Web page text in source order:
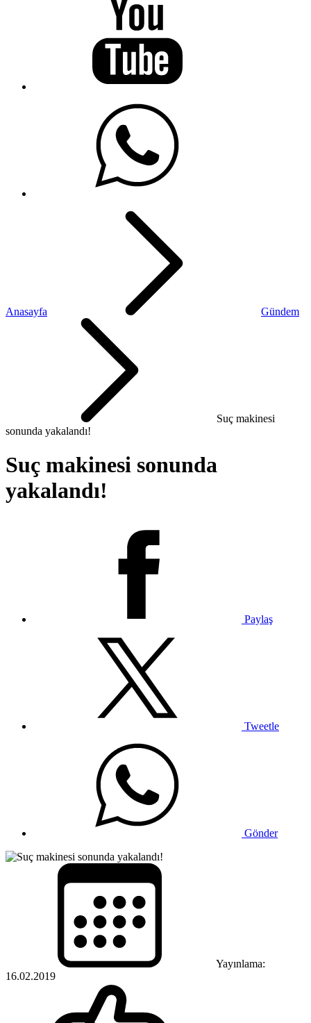
Anasayfa Gündem
Suç makinesi
sonunda yakalandı!
Suç makinesi sonunda
yakalandı!
Paylaş
Tweetle
Gönder
Yayınlama:
16.02.2019